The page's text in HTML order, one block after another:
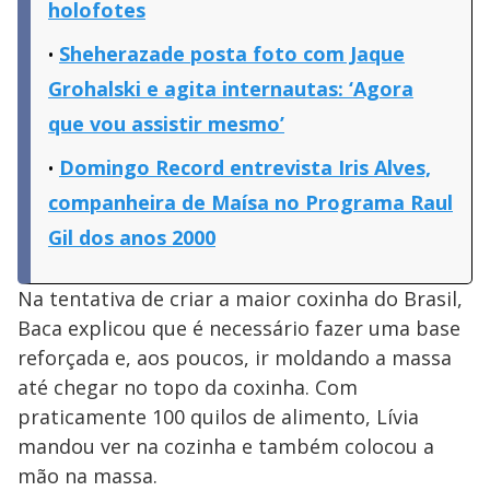
holofotes
Sheherazade posta foto com Jaque
Grohalski e agita internautas: ‘Agora
que vou assistir mesmo’
Domingo Record entrevista Iris Alves,
companheira de Maísa no Programa Raul
Gil dos anos 2000
Na tentativa de criar a maior coxinha do Brasil,
Baca explicou que é necessário fazer uma base
reforçada e, aos poucos, ir moldando a massa
até chegar no topo da coxinha. Com
praticamente 100 quilos de alimento, Lívia
mandou ver na cozinha e também colocou a
mão na massa.